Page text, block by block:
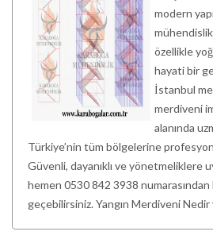
modern
özellikle
hayati bir
İstanbul
merdiveni
alanında
Türkiye’nin tüm bölgelerine
Güvenli, dayanıklı ve yönetmeliklere
hemen 0530 842 3938
geçebilirsiniz. Yangın Merdiveni